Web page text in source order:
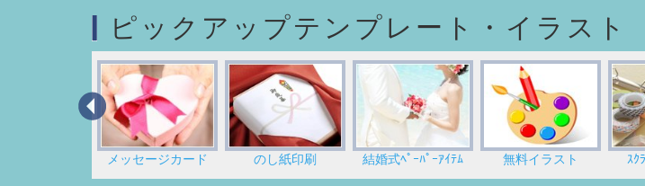
注意
指示
ピックアップテンプレート・イラスト
メッセージカード のし紙印刷 結婚式ﾍﾟｰﾊﾟｰｱｲﾃﾑ 無料イラスト ｽｸ